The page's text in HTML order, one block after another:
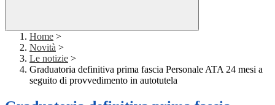
Home >
Novità >
Le notizie >
Graduatoria definitiva prima fascia Personale ATA 24 mesi a
seguito di provvedimento in autotutela